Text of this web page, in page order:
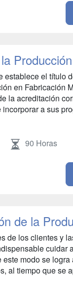
Producción
establece el título
en Fabricación
la acreditación
a sus
90 Horas
de la
de los clientes y
cuidar
modo se logra
al tiempo que se